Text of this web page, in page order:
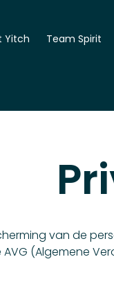
Yitch Team Spirit
van de
(Algemene